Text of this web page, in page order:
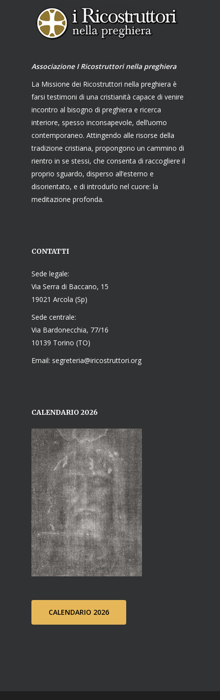
Associazione I Ricostruttori nella preghiera
La Missione dei Ricostruttori nella preghiera è
farsi testimoni di una cristianità capace di venire
incontro al bisogno di preghiera e ricerca
interiore, spesso inconsapevole, dell’uomo
contemporaneo. Attingendo alle risorse della
tradizione cristiana, propongono un cammino di
rientro in se stessi, che consenta di raccogliere il
proprio sguardo, disperso all’esterno e
disorientato, e di introdurlo nel cuore: la
meditazione profonda.
CONTATTI
Sede legale:
Via Serra di Baccano, 15
19021 Arcola (Sp)
Sede centrale:
Via Bardonecchia, 77/16
10139 Torino (TO)
Email: segreteria@iricostruttori.org
CALENDARIO 2026
CALENDARIO 2026